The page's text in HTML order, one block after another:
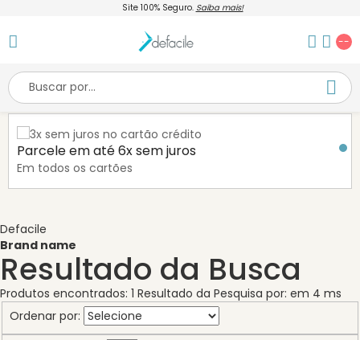
Site 100% Seguro. Saiba mais!
--
Parcele em até 6x sem juros
Em todos os cartões
Defacile
Brand name
Resultado da Busca
Produtos encontrados: 1 Resultado da Pesquisa por: em 4 ms
Ordenar por: